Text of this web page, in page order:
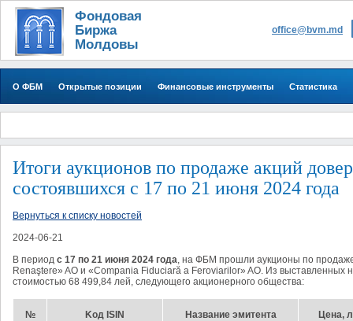
Фондовая
Биржа
Молдовы
office@bvm.md
О ФБМ Открытые позиции Финансовые инструменты Статистика
Итоги аукционов по продаже акций
состоявшихся с 17 по 21 июня 2024 года
Вернуться к списку новостей
2024-06-21
В период с 17 по 21 июня 2024 года, на ФБМ прошли аукционы по
Renaştere» AO и «Compania Fiduciară a Feroviarilor» AO. Из выставленных
стоимостью 68 499,84 лей, следующего акционерного общества:
№ Kод ISIN Название эмитента Цена,